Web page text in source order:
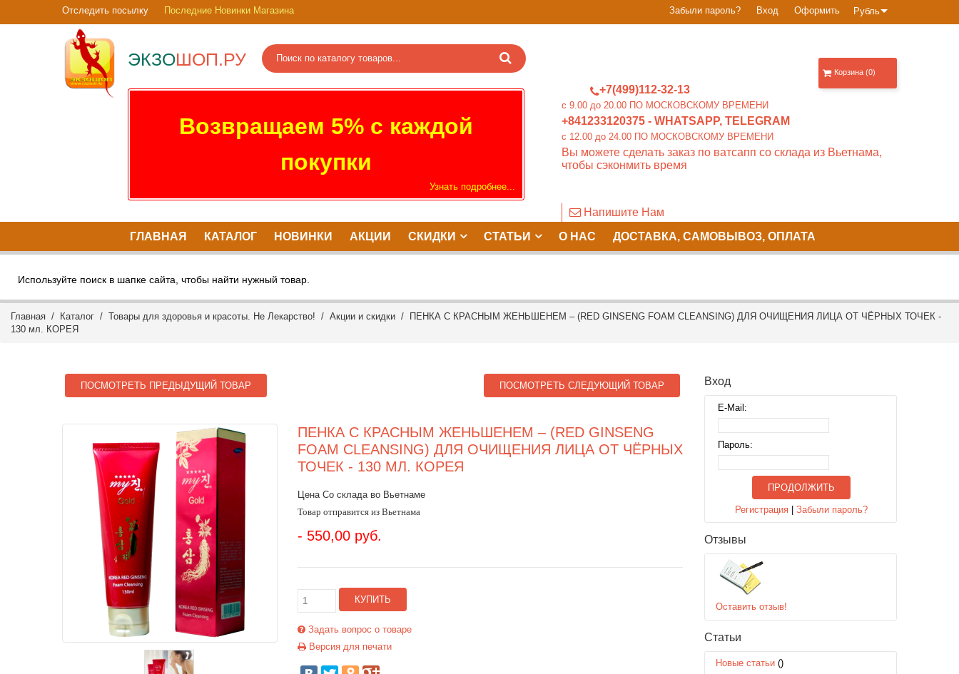
Рубль
Забыли пароль? Вход Оформить
Отследить посылку Последние Новинки Магазина
ЭКЗОШОП.РУ
+7(499)112-32-13
c 9.00 до 20.00 ПО МОСКОВСКОМУ ВРЕМЕНИ
+841233120375 - WHATSAPP, TELEGRAM
c 12.00 до 24.00 ПО МОСКОВСКОМУ ВРЕМЕНИ
Вы можете сделать заказ по ватсапп со склада из Вьетнама,
чтобы сэконмить время
Напишите Нам
Возвращаем 5% с каждой
покупки
Узнать подробнее...
Корзина (0)
ГЛАВНАЯ КАТАЛОГ НОВИНКИ АКЦИИ СКИДКИ СТАТЬИ О НАС ДОСТАВКА, САМОВЫВОЗ, ОПЛАТА
Используйте поиск в шапке сайта, чтобы найти нужный товар.
Главная / Каталог / Товары для здоровья и красоты. Не Лекарство! / Акции и скидки / ПЕНКА С КРАСНЫМ ЖЕНЬШЕНЕМ – (RED GINSENG FOAM CLEANSING) ДЛЯ ОЧИЩЕНИЯ ЛИЦА ОТ ЧЁРНЫХ ТОЧЕК -
130 мл. КОРЕЯ
ПОСМОТРЕТЬ ПРЕДЫДУЩИЙ ТОВАР ПОСМОТРЕТЬ СЛЕДУЮЩИЙ ТОВАР
ПЕНКА С КРАСНЫМ ЖЕНЬШЕНЕМ – (RED GINSENG
FOAM CLEANSING) ДЛЯ ОЧИЩЕНИЯ ЛИЦА ОТ ЧЁРНЫХ
ТОЧЕК - 130 МЛ. КОРЕЯ
Цена Со склада во Вьетнаме
Товар отправится из Вьетнама
- 550,00 руб.
КУПИТЬ
Задать вопрос о товаре
Версия для печати
Вход
E-Mail:
Пароль:
ПРОДОЛЖИТЬ
Регистрация |Забыли пароль?
Отзывы
Оставить отзыв!
Статьи
Новые статьи ()